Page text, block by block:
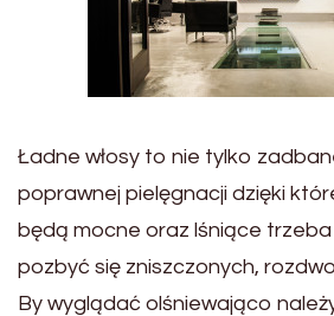
Ładne włosy to nie tylko
poprawnej pielęgnacji dzięki
będą mocne oraz lśniące
pozbyć się zniszczonych,
By wyglądać olśniewająco